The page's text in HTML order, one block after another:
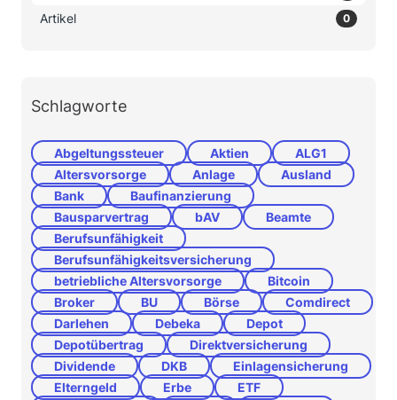
Artikel 0
Schlagworte
Abgeltungssteuer Aktien
ALG1
Altersvorsorge
Anlage
Ausland
Bank
Baufinanzierung
Bausparvertrag
bAV
Beamte
Berufsunfähigkeit
Berufsunfähigkeitsversicherung
betriebliche Altersvorsorge
Bitcoin
Broker
BU Börse
Comdirect
Darlehen
Debeka
Depot
Depotübertrag
Direktversicherung
Dividende
DKB
Einlagensicherung
Elterngeld
Erbe
ETF